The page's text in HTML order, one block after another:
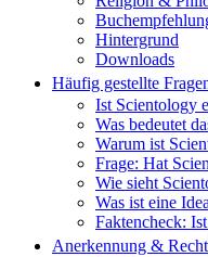
Hintergrund
Downloads
Häufig gestellte
Ist Scientology
Was bedeutet
Warum ist
Frage: Hat
Wie sieht
Was ist eine
Faktencheck:
Anerkennung & Recht